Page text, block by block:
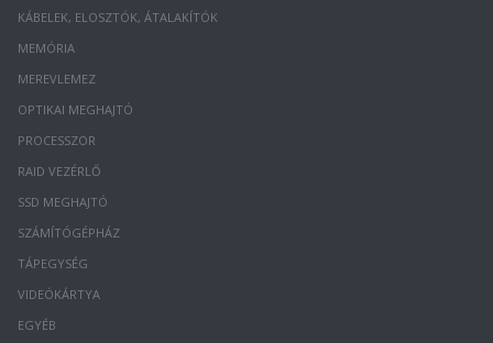
KÁBELEK, ELOSZTÓK, ÁTALAKÍTÓK
MEMÓRIA
MEREVLEMEZ
OPTIKAI MEGHAJTÓ
PROCESSZOR
RAID VEZÉRLŐ
SSD MEGHAJTÓ
SZÁMÍTÓGÉPHÁZ
TÁPEGYSÉG
VIDEÓKÁRTYA
EGYÉB